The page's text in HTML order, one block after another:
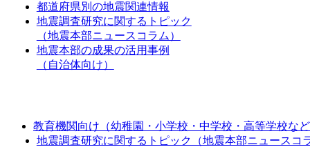
都道府県別の地震関連情報
地震調査研究に関するトピック
（地震本部ニュースコラム）
地震本部の成果の活用事例
（自治体向け）
教育機関向け（幼稚園・小学校・中学校・高等学校など
地震調査研究に関するトピック（地震本部ニュースコ